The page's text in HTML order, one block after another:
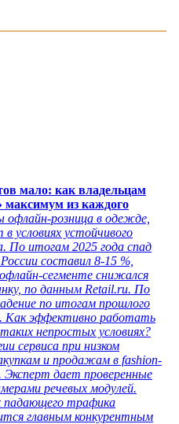
мало: как владельцам
максимум из каждого
офлайн-розница в одежде,
условиях устойчивого
По итогам 2025 года спад
составил 8-15 %,
сегменте снижался
по данным Retail.ru. По
по итогам прошлого
Как эффективно работать
непростых условиях?
сервиса при низком
и продажам в fashion-
Эксперт дает проверенные
речевых модулей.
падающего трафика
главным конкурентным